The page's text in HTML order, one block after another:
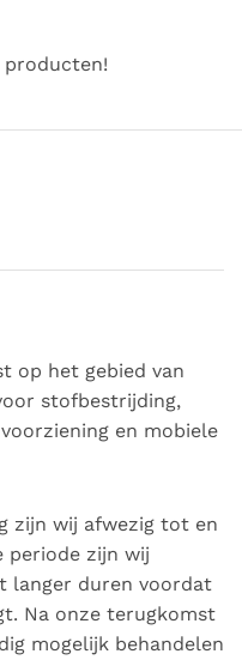
producten!
op het gebied van
stofbestrijding,
en mobiele
zijn wij afwezig tot en
periode zijn wij
langer duren voordat
Na onze terugkomst
mogelijk behandelen